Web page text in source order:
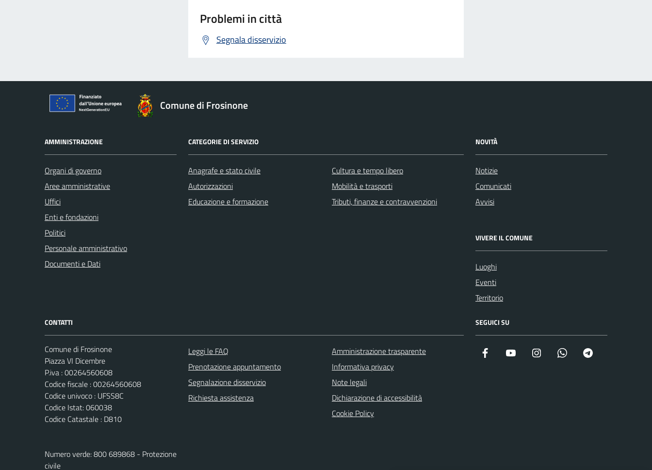
Problemi in città
Segnala disservizio
Comune di Frosinone
AMMINISTRAZIONE
Organi di governo
Aree amministrative
Uffici
Enti e fondazioni
Politici
Personale amministrativo
Documenti e Dati
CATEGORIE DI SERVIZIO
Anagrafe e stato civile
Autorizzazioni
Educazione e formazione
Cultura e tempo libero
Mobilità e trasporti
Tributi, finanze e contravvenzioni
NOVITÀ
Notizie
Comunicati
Avvisi
VIVERE IL COMUNE
Luoghi
Eventi
Territorio
CONTATTI
Comune di Frosinone
Piazza VI Dicembre
P.iva : 00264560608
Codice fiscale : 00264560608
Codice univoco : UFSS8C
Codice Istat: 060038
Codice Catastale : D810
Numero verde: 800 689868 - Protezione
civile
Leggi le FAQ
Prenotazione appuntamento
Segnalazione disservizio
Richiesta assistenza
Amministrazione trasparente
Informativa privacy
Note legali
Dichiarazione di accessibilità
Cookie Policy
SEGUICI SU
Facebook YouTube Instagram WhatsApp